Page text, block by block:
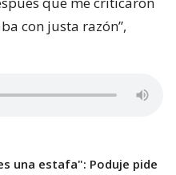
otra empresa que
varias embarradas, ¡se
con justa razón”,